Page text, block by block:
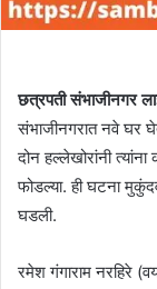
छत्रपती संभाजीनगर
संभाजीनगरात नवे घर
दोन हल्लेखोरांनी
फोडल्या. ही घटना
घडली.
रमेश गंगाराम नरहिरे